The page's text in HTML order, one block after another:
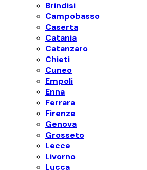
Brindisi
Campobasso
Caserta
Catania
Catanzaro
Chieti
Cuneo
Empoli
Enna
Ferrara
Firenze
Genova
Grosseto
Lecce
Livorno
Lucca